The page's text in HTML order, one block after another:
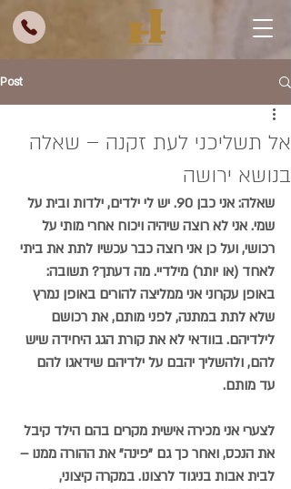
Post
אל תשליכני לעת זקנה – שאלה
בנושא ירושה
שאלה:
אני כבן 90. יש לי ילדים, ילדות ובית על
שמי. אני לא רוצה שיהיה ויכוח אחרי מותי על
רכושי, ועל כן אני רוצה כבר עכשיו לתת את ביתי
לאחד (או יותר) מילדיי. מה דעתך? תשובה:
באופן עקרוני אני ממליצה להורים באופן נמרץ
שלא לתת במתנה, לפני מותם, את רכושם
לילדיהם. בוודאי לא את קורת הגג היחידה שיש
להם, ולהשליך יהבם על ילדיהם שידאגו להם
עד מותם.
לצערי אני מכירה אישית מקרים בהם הילד קיבל
את הנכס, ואחר כך גם "פינה" את ההורה ממנו –
לבית אבות בניגוד לרצונו. במקרה קיצוני,